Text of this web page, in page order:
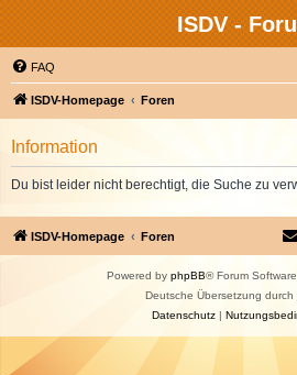
ISDV -
FAQ
ISDV-Homepage Foren
Information
Du bist leider nicht berechtigt, die Suche zu
ISDV-Homepage Foren
Powered by phpBB® Forum
Deutsche Übersetzung durch
Datenschutz|